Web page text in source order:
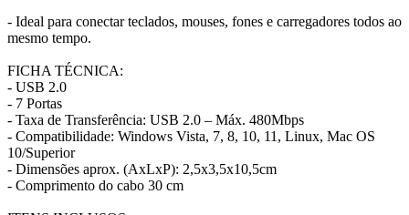
- Ideal para conectar teclados, mouses, fones e carregadores todos ao
mesmo tempo.
FICHA TÉCNICA:
- USB 2.0
- 7 Portas
- Taxa de Transferência: USB 2.0 – Máx. 480Mbps
- Compatibilidade: Windows Vista, 7, 8, 10, 11, Linux, Mac OS
10/Superior
- Dimensões aprox. (AxLxP): 2,5x3,5x10,5cm
- Comprimento do cabo 30 cm